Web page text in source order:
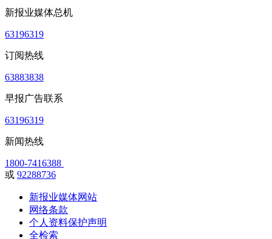
新报业媒体总机
63196319
订阅热线
63883838
早报广告联系
63196319
新闻热线
1800-7416388
或 92288736
新报业媒体网站
网络条款
个人资料保护声明
全检索